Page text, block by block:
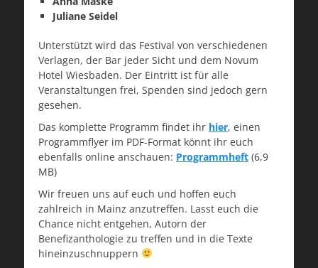
Juliane Seidel
Unterstützt wird das Festival von verschiedenen
Verlagen, der Bar jeder Sicht und dem Novum
Hotel Wiesbaden. Der Eintritt ist für alle
Veranstaltungen frei, Spenden sind jedoch gern
gesehen.
Das komplette Programm findet ihr hier, einen
Programmflyer im PDF-Format könnt ihr euch
ebenfalls online anschauen: Programmheft (6,9
MB)
Wir freuen uns auf euch und hoffen euch
zahlreich in Mainz anzutreffen. Lasst euch die
Chance nicht entgehen, Autorn der
Benefizanthologie zu treffen und in die Texte
hineinzuschnuppern